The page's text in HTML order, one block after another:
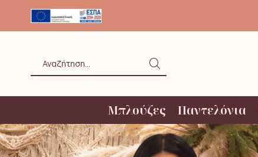
ΑΝΩ ΤΩΝ 20€ ΜΕ BOX NOW
input
Μπλούζες Παντελόνια